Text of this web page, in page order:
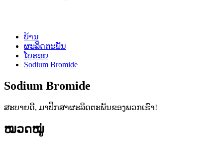
ບ້ານ
ຜະລິດຕະພັນ
ໂບຣອຍ
Sodium Bromide
Sodium Bromide
ສະບາຍດີ, ມາປຶກສາຜະລິດຕະພັນຂອງພວກເຮົາ!
ໝວດໝູ່